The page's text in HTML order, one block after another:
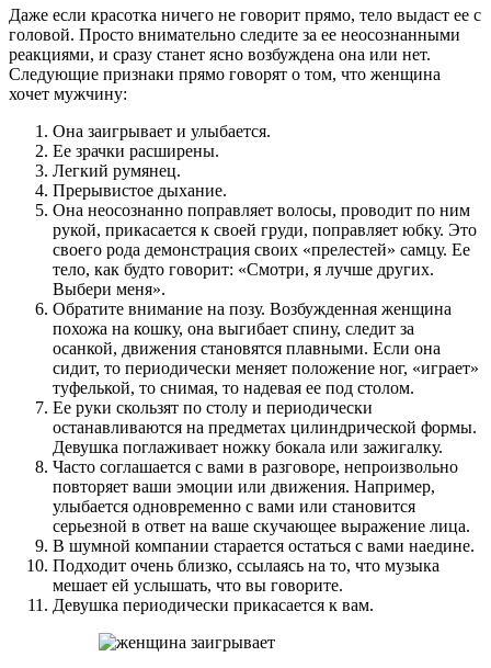
Даже если красотка ничего не говорит прямо, тело выдаст ее с
головой. Просто внимательно следите за ее неосознанными
реакциями, и сразу станет ясно возбуждена она или нет.
Следующие признаки прямо говорят о том, что женщина
хочет мужчину:
Она заигрывает и улыбается.
Ее зрачки расширены.
Легкий румянец.
Прерывистое дыхание.
Она неосознанно поправляет волосы, проводит по ним
рукой, прикасается к своей груди, поправляет юбку. Это
своего рода демонстрация своих «прелестей» самцу. Ее
тело, как будто говорит: «Смотри, я лучше других.
Выбери меня».
Обратите внимание на позу. Возбужденная женщина
похожа на кошку, она выгибает спину, следит за
осанкой, движения становятся плавными. Если она
сидит, то периодически меняет положение ног, «играет»
туфелькой, то снимая, то надевая ее под столом.
Ее руки скользят по столу и периодически
останавливаются на предметах цилиндрической формы.
Девушка поглаживает ножку бокала или зажигалку.
Часто соглашается с вами в разговоре, непроизвольно
повторяет ваши эмоции или движения. Например,
улыбается одновременно с вами или становится
серьезной в ответ на ваше скучающее выражение лица.
В шумной компании старается остаться с вами наедине.
Подходит очень близко, ссылаясь на то, что музыка
мешает ей услышать, что вы говорите.
Девушка периодически прикасается к вам.